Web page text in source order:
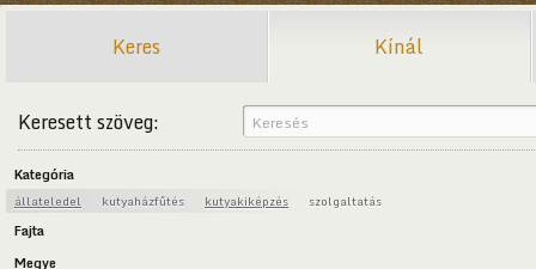
Keres Kínál
Keresett szöveg:
Kategória
állateledel kutyaházfűtés kutyakiképzés szolgaltatás
Fajta
Megye